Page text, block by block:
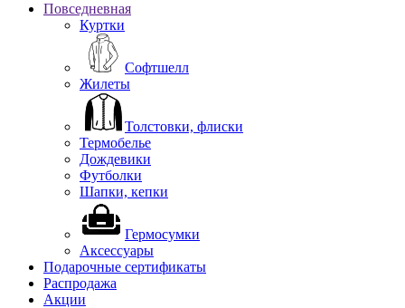
Повседневная
Куртки
Софтшелл
Жилеты
Толстовки, флиски
Термобелье
Дождевики
Футболки
Шапки, кепки
Гермосумки
Аксессуары
Подарочные сертификаты
Распродажа
Акции